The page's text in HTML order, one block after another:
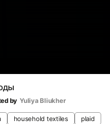
by Yuliya Bliukher
household textiles
plaid